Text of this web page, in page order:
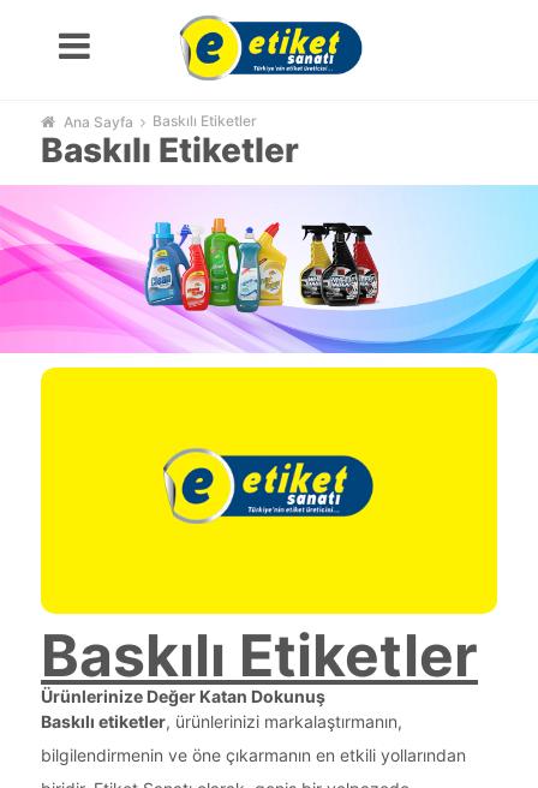
Ana Sayfa Baskılı Etiketler
Baskılı Etiketler
Baskılı Etiketler
Ürünlerinize Değer Katan Dokunuş
Baskılı etiketler, ürünlerinizi markalaştırmanın,
bilgilendirmenin ve öne çıkarmanın en etkili yollarından